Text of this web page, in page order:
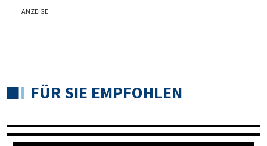
ANZEIGE
FÜR SIE EMPFOHLEN